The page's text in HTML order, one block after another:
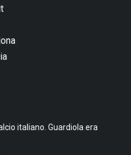
italiano. Guardiola era